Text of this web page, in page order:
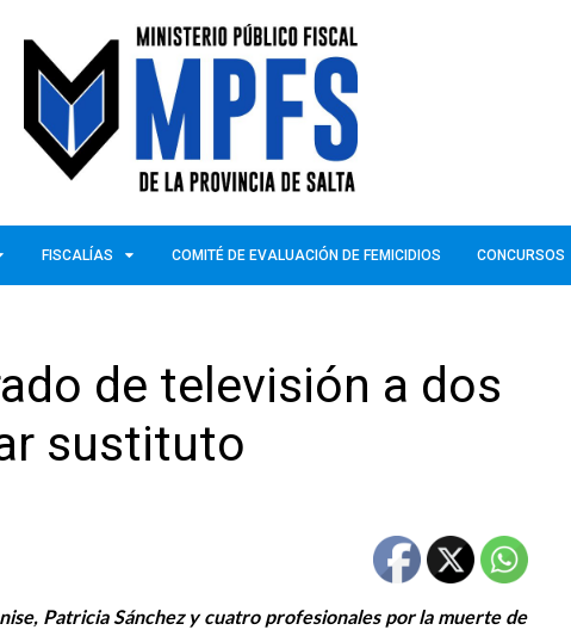
FISCALÍAS COMITÉ DE EVALUACIÓN DE FEMICIDIOS CONCURSOS
de televisión a dos
sustituto
Patricia Sánchez y cuatro profesionales por la muerte de